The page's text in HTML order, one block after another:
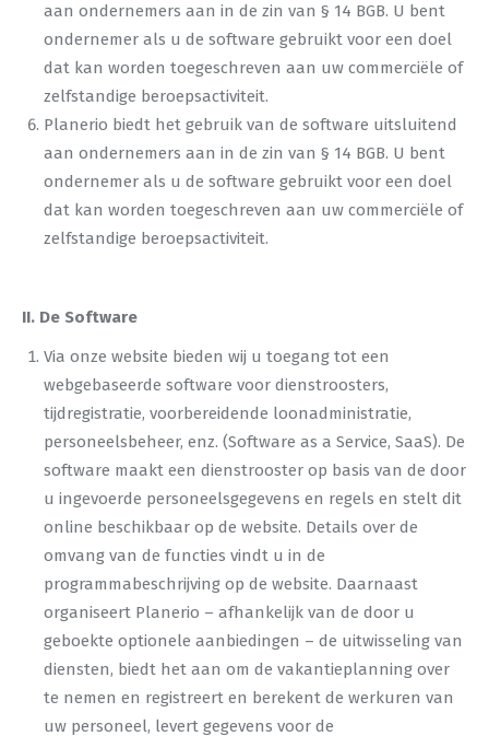
aan ondernemers aan in de zin van § 14 BGB. U bent
ondernemer als u de software gebruikt voor een doel
dat kan worden toegeschreven aan uw commerciële of
zelfstandige beroepsactiviteit.
Planerio biedt het gebruik van de software uitsluitend
aan ondernemers aan in de zin van § 14 BGB. U bent
ondernemer als u de software gebruikt voor een doel
dat kan worden toegeschreven aan uw commerciële of
zelfstandige beroepsactiviteit.
II. De Software
Via onze website bieden wij u toegang tot een
webgebaseerde software voor dienstroosters,
tijdregistratie, voorbereidende loonadministratie,
personeelsbeheer, enz. (Software as a Service, SaaS). De
software maakt een dienstrooster op basis van de door
u ingevoerde personeelsgegevens en regels en stelt dit
online beschikbaar op de website. Details over de
omvang van de functies vindt u in de
programmabeschrijving op de website. Daarnaast
organiseert Planerio – afhankelijk van de door u
geboekte optionele aanbiedingen – de uitwisseling van
diensten, biedt het aan om de vakantieplanning over
te nemen en registreert en berekent de werkuren van
uw personeel, levert gegevens voor de